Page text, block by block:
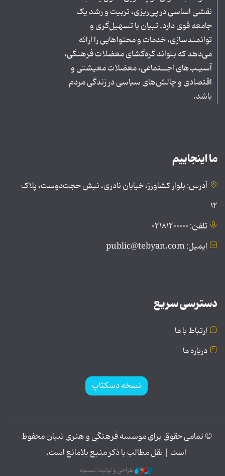
نقشی اساسی در پی‌ریزی، تربیت و رشد یک
جامعه قوی دارد. تبیان با تسهیل‌گری و
توانمندسازی، خدمات و محتواهایی را ارائه
می‌دهد که بتواند گره‌گشای معضلات فرهنگی،
آسیـب‌های اجــتماعی، معضلات معیشتی و
اقتصادی و چالش‌های سیاسی در زندگی مردم
باشد.
ما اینجاییم
آدرس: بلوار کشاورز، خیابان نادری، نبش حجت‌دوست، پلاک
۱۲
تلفن: ۰۲۱۸۱۲۰۰۰۰۰
ایمیل: public@tebyan.com
دسترسی سریع
ارتباط با ما
درباره ما
نسخه دسکتاپ
© تمامی حقوق برای موسسه فرهنگی و هنری تبیان محفوظ
است | نقل مطالب با ذکر منبع بلامانع است.
طراحی و تولید: نستوه